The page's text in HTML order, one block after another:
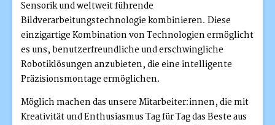
Sensorik und weltweit führende
Bildverarbeitungstechnologie kombinieren. Diese
einzigartige Kombination von Technologien ermöglicht
es uns, benutzerfreundliche und erschwingliche
Robotiklösungen anzubieten, die eine intelligente
Präzisionsmontage ermöglichen.
Möglich machen das unsere Mitarbeiter:innen, die mit
Kreativität und Enthusiasmus Tag für Tag das Beste aus